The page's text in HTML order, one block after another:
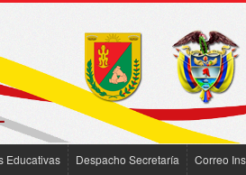
Educativas Despacho Secretaría Correo